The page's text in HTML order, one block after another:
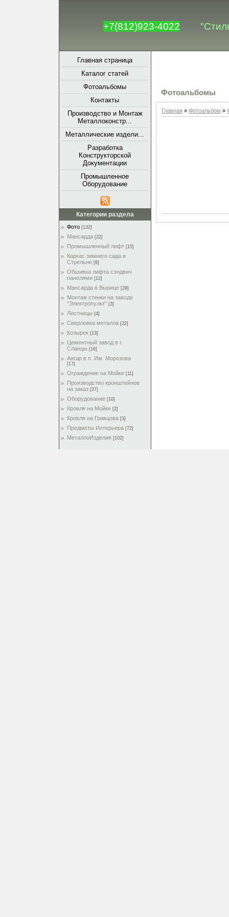
+7(812)923-4022
Главная страница
Каталог статей
Фотоальбомы
Контакты
Производство и Монтаж
Металлоконстр...
Металлические издели...
Разработка
Конструкторской
Документации
Промышленное
Оборудование
Категории раздела
Фото [132]
Мансарда [22]
Промышленный лифт [15]
Каркас зимнего сада в
Стрельне [8]
Обшивка лифта сэндвич
панелями [12]
Мансарда в Вырице [29]
Монтаж стенки на заводе
"Электропульт" [3]
Лестницы [4]
Сверловка металла [32]
Козырек [13]
Цементный завод в г.
Сланцы [16]
Ангар в п. Им. Морозова
[17]
Ограждение на Мойке [11]
Производство кронштейнов
на заказ [27]
Оборудование [10]
Кровля на Мойке [2]
Кровля на Гривцова [3]
Предметы Интерьера [72]
МеталлоИзделия [102]
Фотоальбомы
Главная » Фотоальбом »